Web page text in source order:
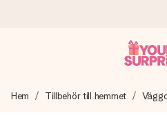
Vi skapar din gåva med
Hem Tillbehör till hemmet